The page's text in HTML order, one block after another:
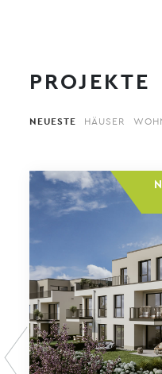
PROJEKTE
NEUESTE HÄUSER
Previous